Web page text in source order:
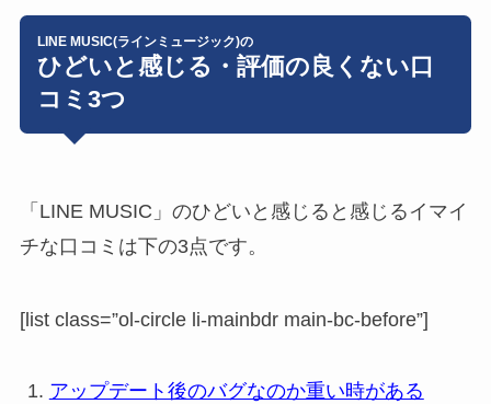
LINE MUSIC(ラインミュージック)の
ひどいと感じる・評価の良くない口
コミ3つ
「LINE MUSIC」のひどいと感じると感じるイマイ
チな口コミは下の3点です。
[list class=”ol-circle li-mainbdr main-bc-before”]
アップデート後のバグなのか重い時がある